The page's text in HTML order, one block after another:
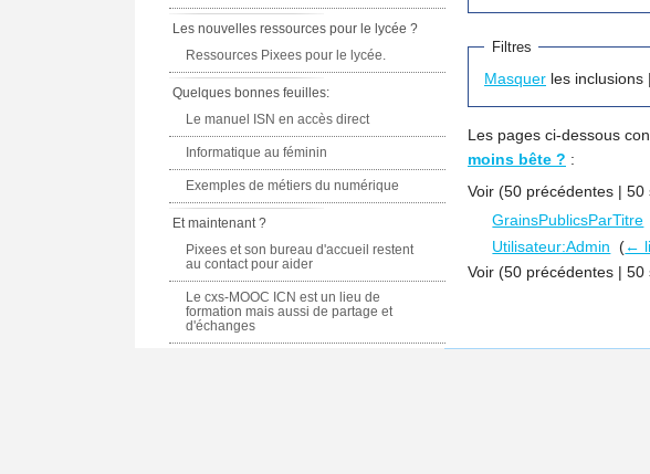
Filtres
Masquer les inclusions |
Les pages ci-dessous
moins bête ? :
Voir (50 précédentes | 50
GrainsPublicsParTitre
Utilisateur:Admin
(←
Voir (50 précédentes | 50
Les nouvelles ressources pour le lycée ?
Ressources Pixees pour le lycée.
Quelques bonnes feuilles:
Le manuel ISN en accès direct
Informatique au féminin
Exemples de métiers du numérique
Et maintenant ?
Pixees et son bureau d'accueil restent
au contact pour aider
Le cxs-MOOC ICN est un lieu de
formation mais aussi de partage et
d'échanges